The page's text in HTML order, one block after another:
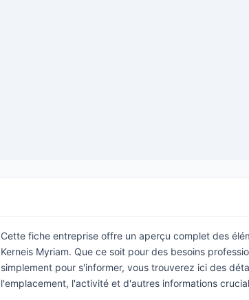
Cette fiche entreprise offre un aperçu complet des
Kerneis Myriam. Que ce soit pour des besoins
simplement pour s'informer, vous trouverez ici des
l'emplacement, l'activité et d'autres informations